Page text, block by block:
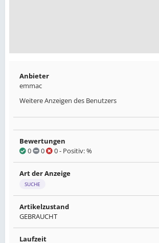
Anbieter
emmac
Weitere Anzeigen des Benutzers
Bewertungen
0
0 0- Positiv: %
Art der Anzeige
SUCHE
Artikelzustand
GEBRAUCHT
Laufzeit